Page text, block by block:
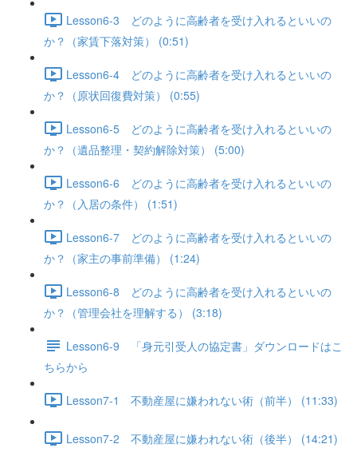
Lesson6-3 どのように高齢者を受け入れるといいの
か？（家賃下落対策） (0:51)
Lesson6-4 どのように高齢者を受け入れるといいの
か？（原状回復費対策） (0:55)
Lesson6-5 どのように高齢者を受け入れるといいの
か？（遺品整理・契約解除対策） (5:00)
Lesson6-6 どのように高齢者を受け入れるといいの
か？（入居の条件） (1:51)
Lesson6-7 どのように高齢者を受け入れるといいの
か？（家主の事前準備） (1:24)
Lesson6-8 どのように高齢者を受け入れるといいの
か？（管理会社を理解する） (3:18)
Lesson6-9 「身元引受人の協定書」ダウンロードはこ
ちらから
Lesson7-1 不動産屋に嫌われない術（前半） (11:33)
Lesson7-2 不動産屋に嫌われない術（後半） (14:21)